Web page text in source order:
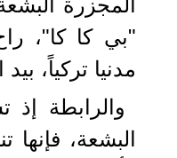
المجزرة
"بي كا كا"،
مدنيا تركياً،
والرابطة إذ
البشعة، فإنها